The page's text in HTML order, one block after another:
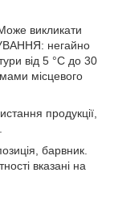
викликати
негайно
від 5 °C до 30
місцевого
продукції,
барвник.
вказані на